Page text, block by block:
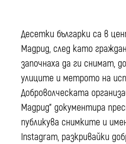
Десетки българки са в
Мадрид, след като
започнаха да ги снимат,
улиците и метрото на
Доброволческата
Мадрид" документира
публикува снимките и
Instagram, разкривайки